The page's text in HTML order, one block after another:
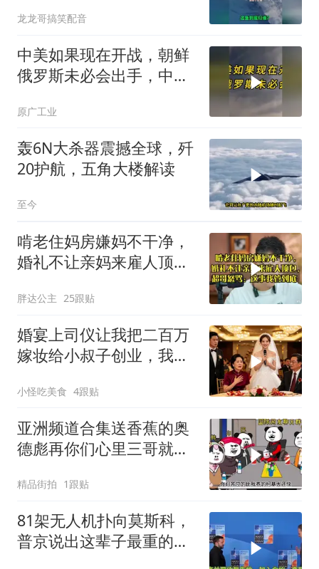
龙龙哥搞笑配音
中美如果现在开战，朝鲜
俄罗斯未必会出手，中国
原广工业
轰6N大杀器震撼全球，歼
20护航，五角大楼解读
至今
啃老住妈房嫌妈不干净，
婚礼不让亲妈来雇人顶
胖达公主 25跟贴
婚宴上司仪让我把二百万
嫁妆给小叔子创业，我一
小怪吃美食 4跟贴
亚洲频道合集送香蕉的奥
德彪再你们心里三哥就是
精品街拍 1跟贴
81架无人机扑向莫斯科，
普京说出这辈子最重的一